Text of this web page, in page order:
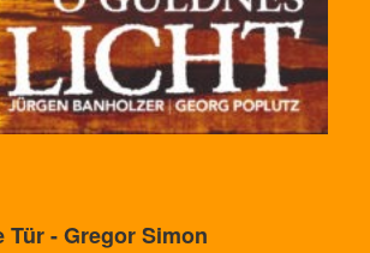
Tür - Gregor Simon